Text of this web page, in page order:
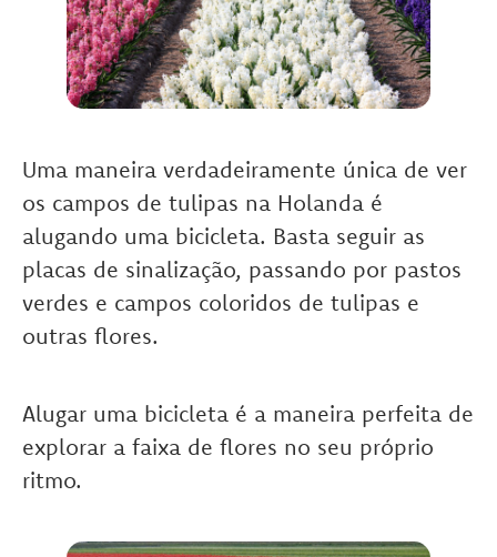
Uma maneira verdadeiramente única de ver
os campos de tulipas na Holanda é
alugando uma bicicleta. Basta seguir as
placas de sinalização, passando por pastos
verdes e campos coloridos de tulipas e
outras flores.
Alugar uma bicicleta é a maneira perfeita de
explorar a faixa de flores no seu próprio
ritmo.